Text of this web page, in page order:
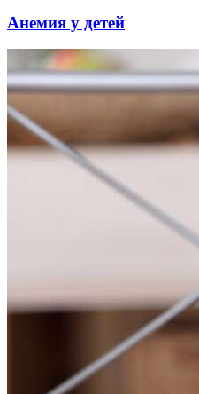
Анемия у детей